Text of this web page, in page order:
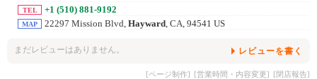
TEL +1 (510) 881-9192
MAP 22297 Mission Blvd, Hayward , CA, 94541 US
まだレビューはありません。 レビューを書く
[ページ制作] [営業時間・内容変更] [閉店報告]